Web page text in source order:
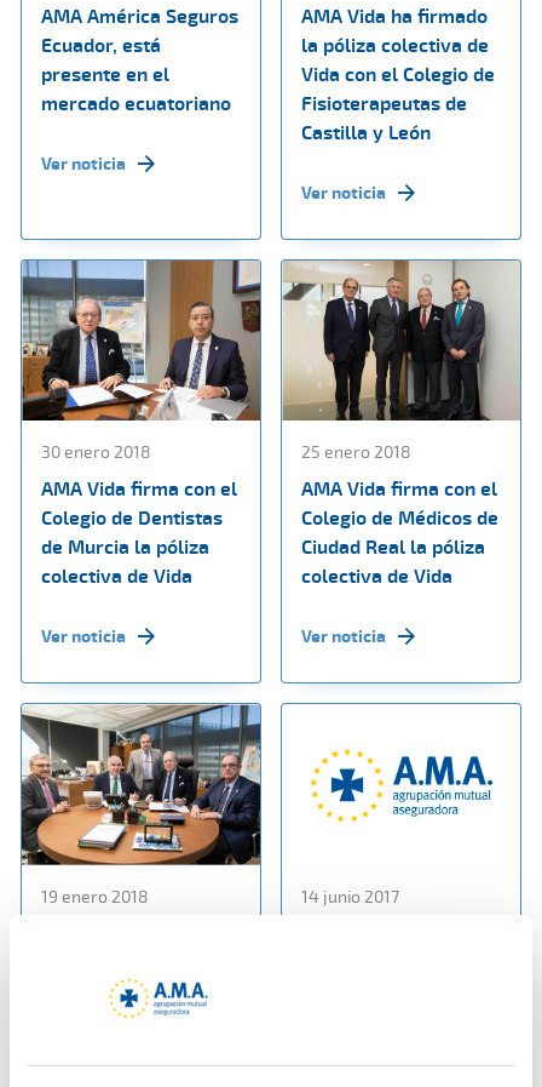
AMA América Seguros
Ecuador, está
presente en el
mercado ecuatoriano
Ver noticia
AMA Vida ha firmado
la póliza colectiva de
Vida con el Colegio de
Fisioterapeutas de
Castilla y León
Ver noticia
30 enero 2018
AMA Vida firma con el
Colegio de Dentistas
de Murcia la póliza
colectiva de Vida
Ver noticia
25 enero 2018
AMA Vida firma con el
Colegio de Médicos de
Ciudad Real la póliza
colectiva de Vida
Ver noticia
19 enero 2018
Veterinarios de
Pontevedra una póliza
14 junio 2017